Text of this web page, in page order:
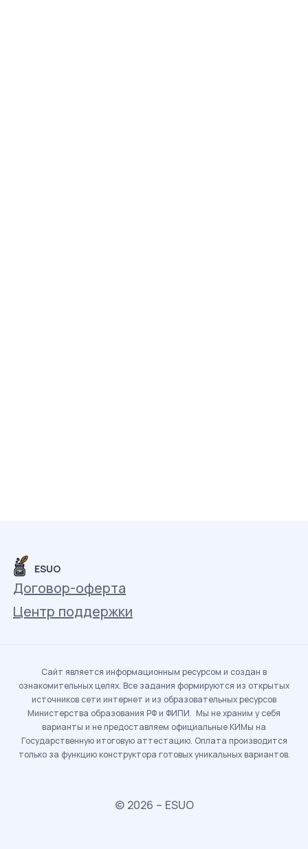
ESUO
Договор-оферта
Центр поддержки
Сайт является информационным ресурсом и создан в
ознакомительных целях. Все задания формируются из открытых
источников сети интернет и из образовательных ресурсов
Министерства образования РФ и ФИПИ. Мы не храним у себя
варианты и не предоставляем официальные КИМы на
Государственную итоговую аттестацию. Оплата производится
только за функцию конструктора готовых уникальных вариантов.
© 2026 – ESUO